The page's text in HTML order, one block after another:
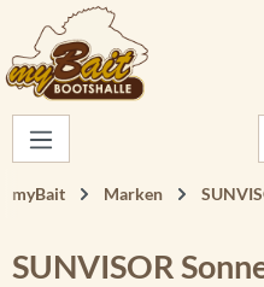
Zum Hauptinhalt springen
myBait Marken
SUNVISOR